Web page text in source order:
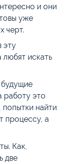
и они
уже
черт.
эту
искать
работу это
попытки найти
процессу, а
Как,
две